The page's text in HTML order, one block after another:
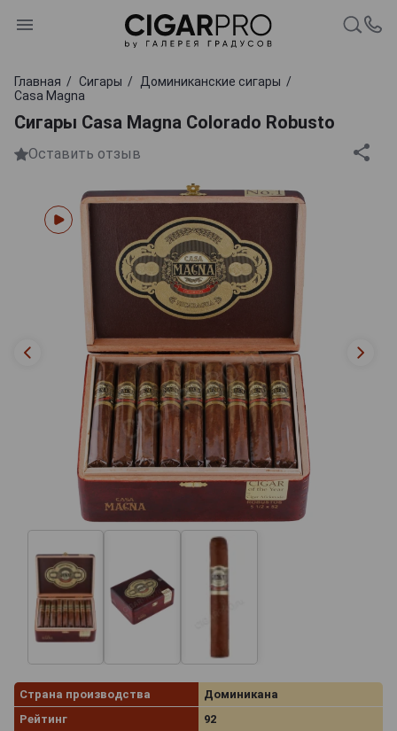
Главная Сигары
Доминиканские сигары
Casa Magna
Сигары Casa Magna Colorado Robusto
Оставить отзыв
Страна производства
Доминикана
Рейтинг
92